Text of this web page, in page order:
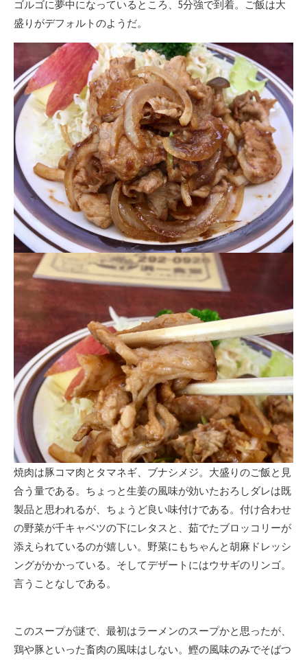
ゴルゴに夢中になっているところ、5分強で到着。ご飯は大
盛りがデフォルトのようだ。
焼肉は豚コマ肉とタマネギ、ブナシメジ。大盛りのご飯と見
合う量である。ちょっと生姜の風味が効いたおろしダレは既
製品と思われるが、ちょうど良い味付けである。付け合わせ
の野菜が千キャベツの下にレタスと、茹でたブロッコリーが
添えられているのが嬉しい。野菜にもちゃんと胡麻ドレッシ
ングがかかっている。そしてデザートにはウサギのリンゴ。
言うことなしである。
このスープが謎で、最初はラーメンのスープかと思ったが、
鶏や豚といった畜肉の風味はしない。鰹の風味のみでそばつ